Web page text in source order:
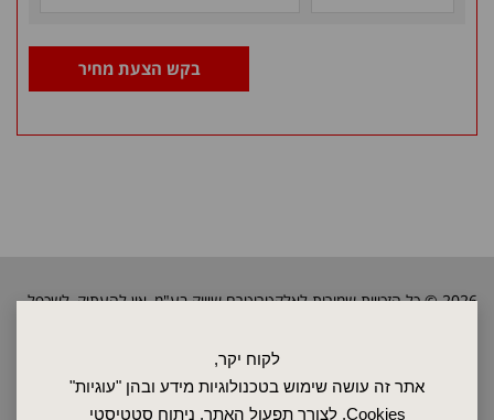
לקוח יקר,
אתר זה עושה שימוש בטכנולוגיות מידע ובהן "עוגיות"
Cookies, לצורך תפעול האתר, ניתוח סטטיסטי
בקש הצעת מחיר
2026 © כל הזכויות שמורות לאלקטרוטרם שיווק בע"מ, אין להעתיק, לשכפל